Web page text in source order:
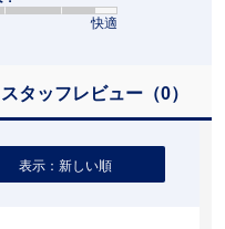
快適
スタッフレビュー（0）
表示：新しい順